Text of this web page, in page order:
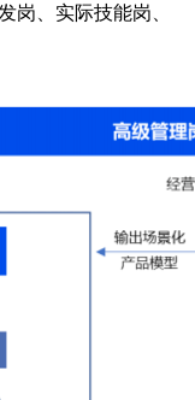
岗、实际技能岗、